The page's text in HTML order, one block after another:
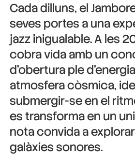
Cada dilluns, el
seves portes a una
jazz inigualable. A les
cobra vida amb un
d’obertura ple
atmosfera còsmica,
submergir-se en el
es transforma en un
nota convida a
galàxies sonores.